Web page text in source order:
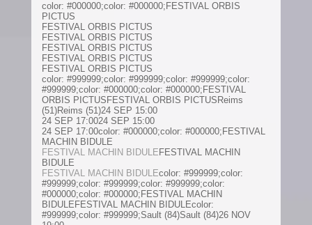
color: #000000;color: #000000; FESTIVAL ORBIS
PICTUS
FESTIVAL ORBIS PICTUS
FESTIVAL ORBIS PICTUS
FESTIVAL ORBIS PICTUS
FESTIVAL ORBIS PICTUS
FESTIVAL ORBIS PICTUS
color: #999999;color: #999999;color: #999999;color:
#999999;color: #000000;color: #000000;FESTIVAL
ORBIS PICTUSFESTIVAL ORBIS PICTUSReims
(51)Reims (51)24 SEP 15:00
24 SEP 17:0024 SEP 15:00
24 SEP 17:00color: #000000;color: #000000;FESTIVAL
MACHIN BIDULE
FESTIVAL MACHIN BIDULE FESTIVAL MACHIN
BIDULE
FESTIVAL MACHIN BIDULEcolor: #999999;color:
#999999;color: #999999;color: #999999;color:
#000000;color: #000000;FESTIVAL MACHIN
BIDULEFESTIVAL MACHIN BIDULEcolor:
#999999;color: #999999;Sault (84)Sault (84)26 NOV